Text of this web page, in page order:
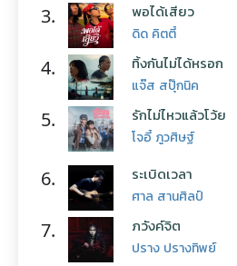
3. พอได้เสียว
ดิด คิตตี้
4. ทิ้งกันไม่ได้หรอก
แจ๊ส สปุ๊กนิค
5. รักไม่ไหวแล้วโว้ย
โจอี้ ภูวศิษฐ์
6. ระเบิดเวลา
ศาล สานศิลป์
7. ภวังค์จิต
ปราง ปรางทิพย์